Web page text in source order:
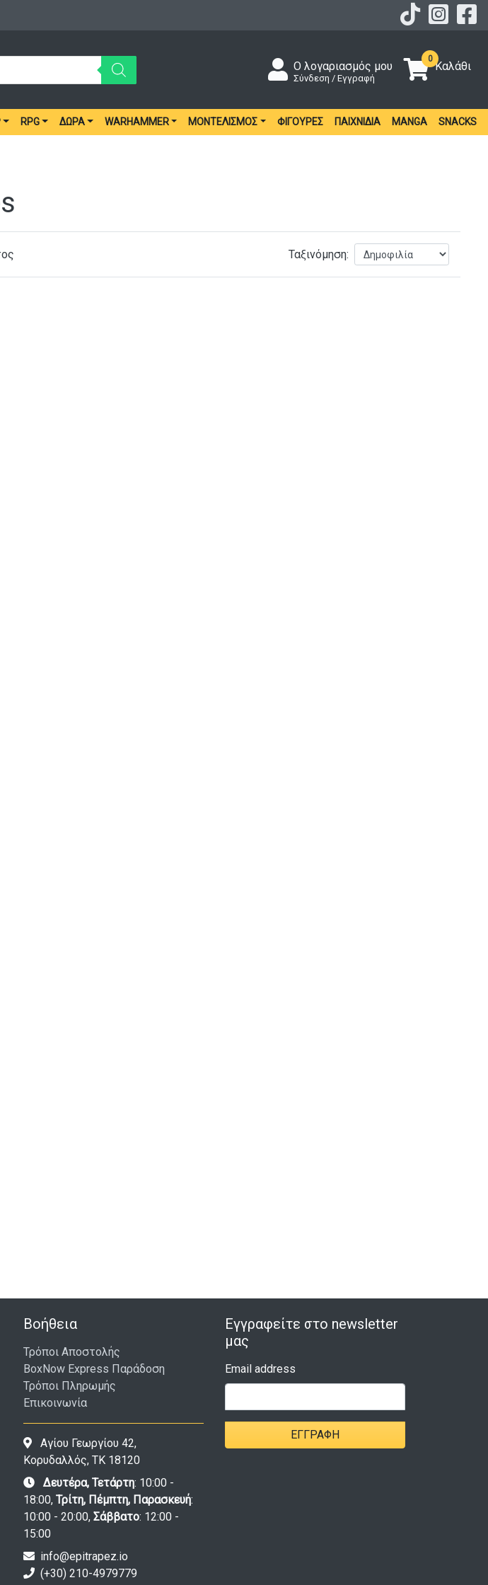
Ο λογαριασμός μου
Σύνδεση / Εγγραφή
0
Καλάθι
RPG ΔΏΡΑ WARHAMMER ΜΟΝΤΕΛΙΣΜΌΣ ΦΙΓΟΎΡΕΣ ΠΑΙΧΝΊΔΙΑ MANGA SNACKS
Ταξινόμηση:
Βοήθεια
Τρόποι Αποστολής
BoxNow Express Παράδοση
Τρόποι Πληρωμής
Επικοινωνία
Αγίου Γεωργίου 42,
Κορυδαλλός, ΤΚ 18120
Δευτέρα, Τετάρτη: 10:00 -
18:00, Τρίτη, Πέμπτη, Παρασκευή:
10:00 - 20:00, Σάββατο: 12:00 -
15:00
info@epitrapez.io
(+30) 210-4979779
Εγγραφείτε στο newsletter
μας
Email address
ΕΓΓΡΑΦΉ